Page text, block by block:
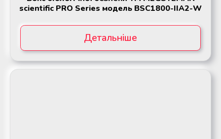
scientific PRO Series модель BSC1800-ІІА2-W
Детальніше